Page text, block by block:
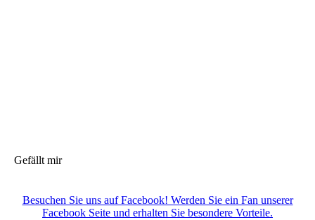
Gefällt mir
Besuchen Sie uns auf Facebook! Werden Sie ein Fan unserer
Facebook Seite und erhalten Sie besondere Vorteile.